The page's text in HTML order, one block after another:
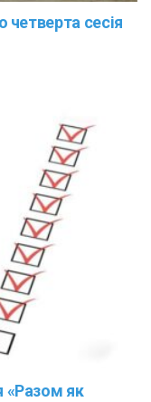
четверта сесія
«Разом як